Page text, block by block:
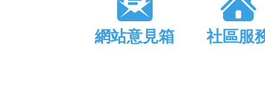
網站意見箱 社區服